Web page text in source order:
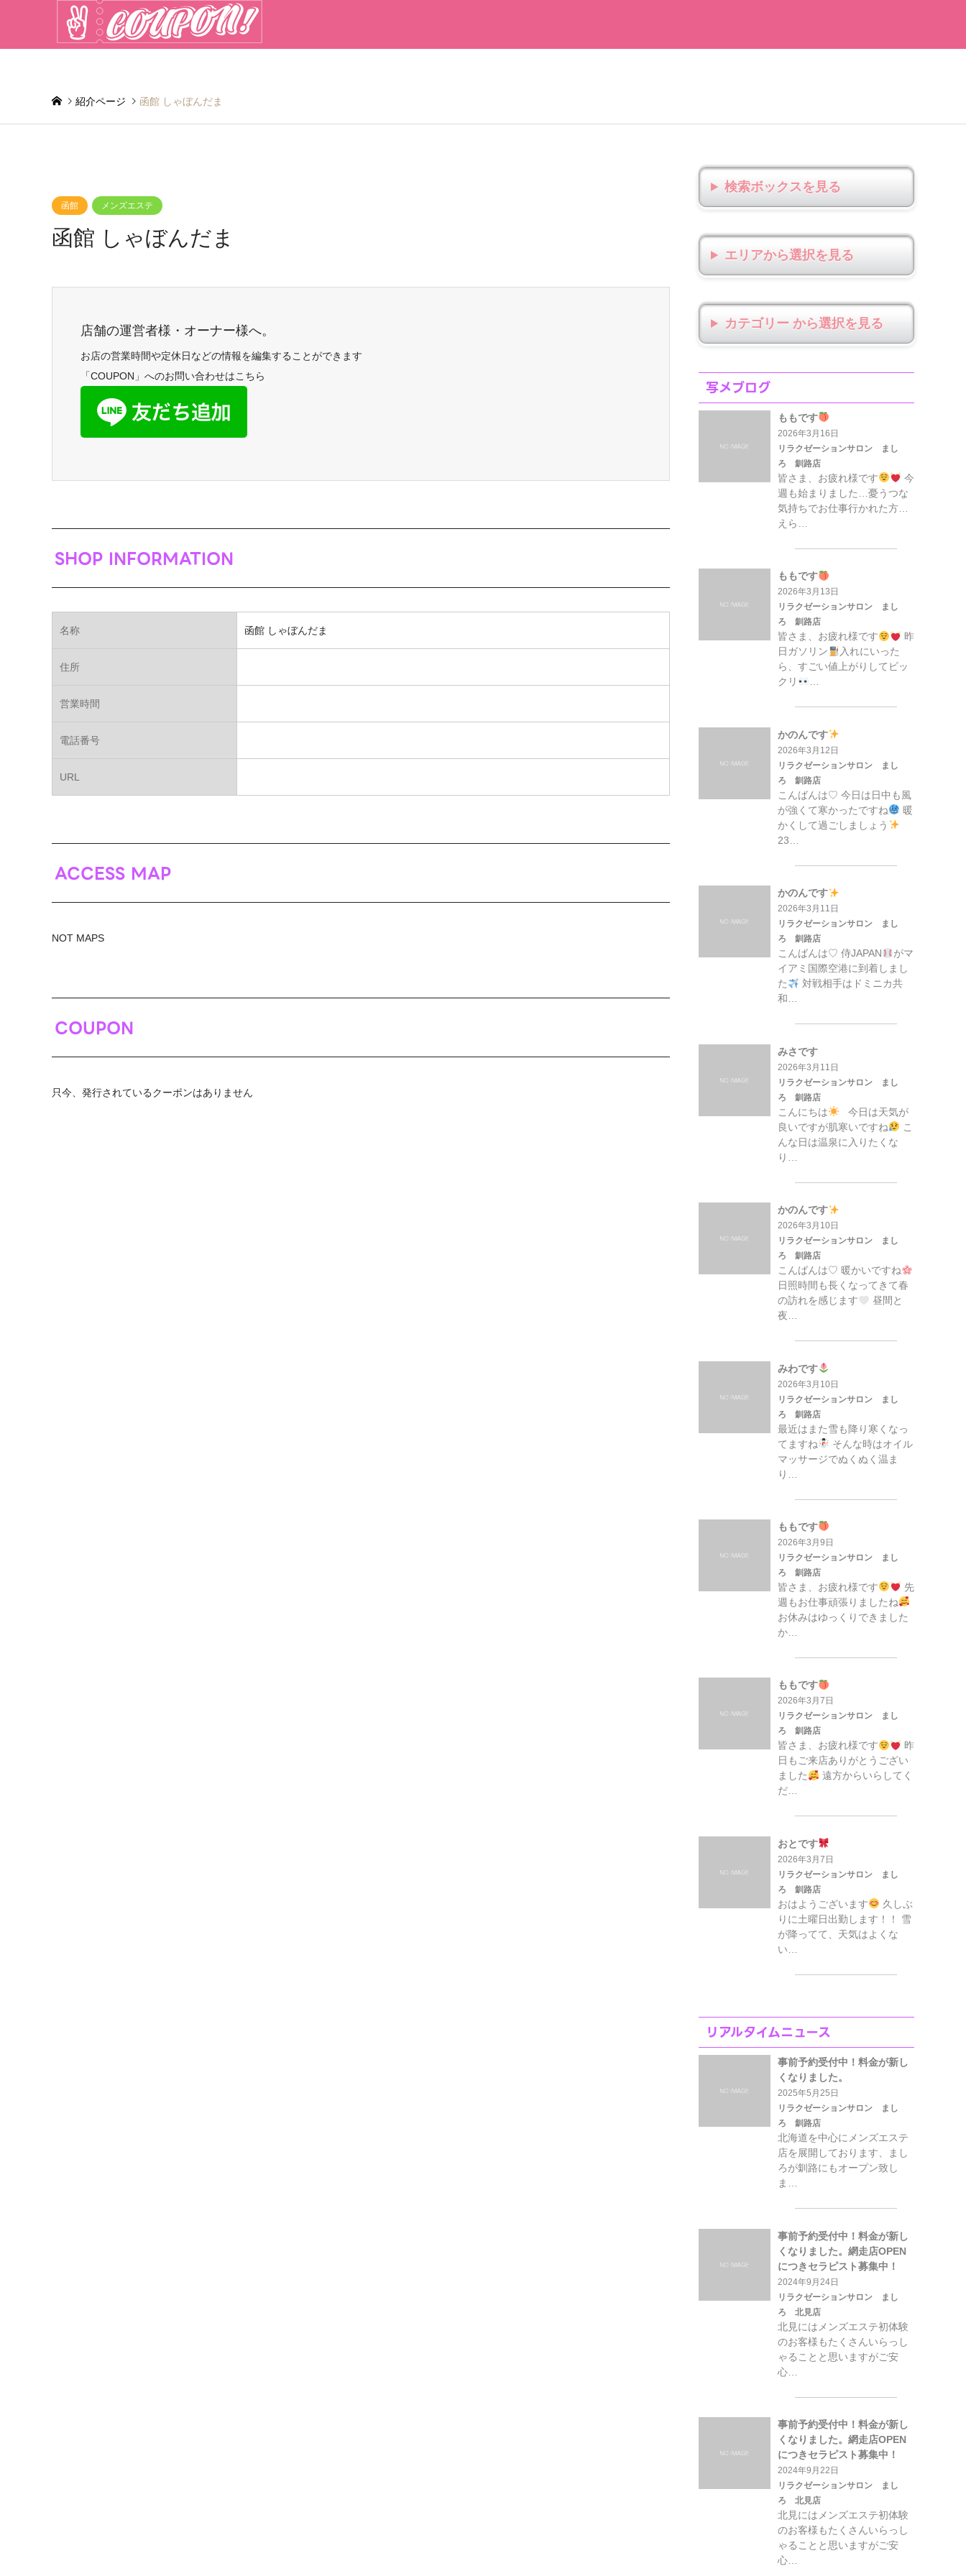
紹介ページ 函館 しゃぼんだま
函館 メンズエステ
函館 しゃぼんだま
店舗の運営者様・オーナー様へ。
お店の営業時間や定休日などの情報を編集することができます
「COUPON」へのお問い合わせはこちら
SHOP INFORMATION
名称 函館 しゃぼんだま
住所
営業時間
電話番号
URL
ACCESS MAP
NOT MAPS
COUPON
只今、発行されているクーポンはありません
検索ボックス
エリアから選択
カテゴリー から選択
写メブログ
ももです
2026年3月16日
リラクゼーションサロン まし
ろ 釧路店
皆さま、お疲れ様です
今
週も始まりました…憂うつな
気持ちでお仕事行かれた方…
えら…
ももです
2026年3月13日
リラクゼーションサロン まし
ろ 釧路店
皆さま、お疲れ様です
昨
日ガソリン
入れにいった
ら、すごい値上がりしてビッ
クリ
…
かのんです
2026年3月12日
リラクゼーションサロン まし
ろ 釧路店
こんばんは♡ 今日は日中も風
が強くて寒かったですね
暖
かくして過ごしましょう
23…
かのんです
2026年3月11日
リラクゼーションサロン まし
ろ 釧路店
こんばんは♡ 侍JAPAN
がマ
イアミ国際空港に到着しまし
た
対戦相手はドミニカ共
和…
みさです
2026年3月11日
リラクゼーションサロン まし
ろ 釧路店
こんにちは
今日は天気が
良いですが肌寒いですね
こ
んな日は温泉に入りたくな
り…
かのんです
2026年3月10日
リラクゼーションサロン まし
ろ 釧路店
こんばんは♡ 暖かいですね
日照時間も長くなってきて春
の訪れを感じます
昼間と
夜…
みわです
2026年3月10日
リラクゼーションサロン まし
ろ 釧路店
最近はまた雪も降り寒くなっ
てますね
そんな時はオイル
マッサージでぬくぬく温ま
り…
ももです
2026年3月9日
リラクゼーションサロン まし
ろ 釧路店
皆さま、お疲れ様です
先
週もお仕事頑張りましたね
お休みはゆっくりできました
か…
ももです
2026年3月7日
リラクゼーションサロン まし
ろ 釧路店
皆さま、お疲れ様です
昨
日もご来店ありがとうござい
ました
遠方からいらしてく
だ…
おとです
2026年3月7日
リラクゼーションサロン まし
ろ 釧路店
おはようございます
久しぶ
りに土曜日出勤します！！ 雪
が降ってて、天気はよくな
い…
リアルタイムニュース
事前予約受付中！料金が新し
くなりました。
2025年5月25日
リラクゼーションサロン まし
ろ 釧路店
北海道を中心にメンズエステ
店を展開しております、まし
ろが釧路にもオープン致し
ま…
事前予約受付中！料金が新し
くなりました。網走店OPEN
につきセラピスト募集中！
2024年9月24日
リラクゼーションサロン まし
ろ 北見店
北見にはメンズエステ初体験
のお客様もたくさんいらっし
ゃることと思いますがご安
心…
事前予約受付中！料金が新し
くなりました。網走店OPEN
につきセラピスト募集中！
2024年9月22日
リラクゼーションサロン まし
ろ 北見店
北見にはメンズエステ初体験
のお客様もたくさんいらっし
ゃることと思いますがご安
心…